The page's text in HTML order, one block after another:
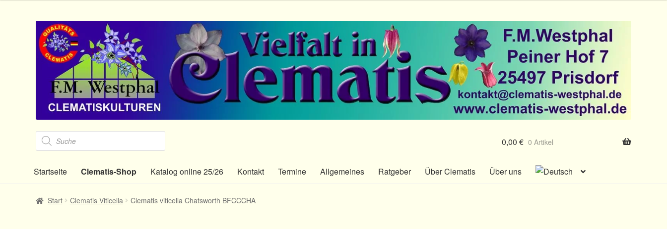
Zur
Navigation
springen
Zum
Inhalt
springen
Products
search 0,00€ 0 Artikel
Startseite Clematis-Shop Katalog online 25/26 Kontakt Termine Allgemeines Ratgeber Über Clematis Über uns
Start Clematis Viticella Clematis viticella Chatsworth BFCCCHA